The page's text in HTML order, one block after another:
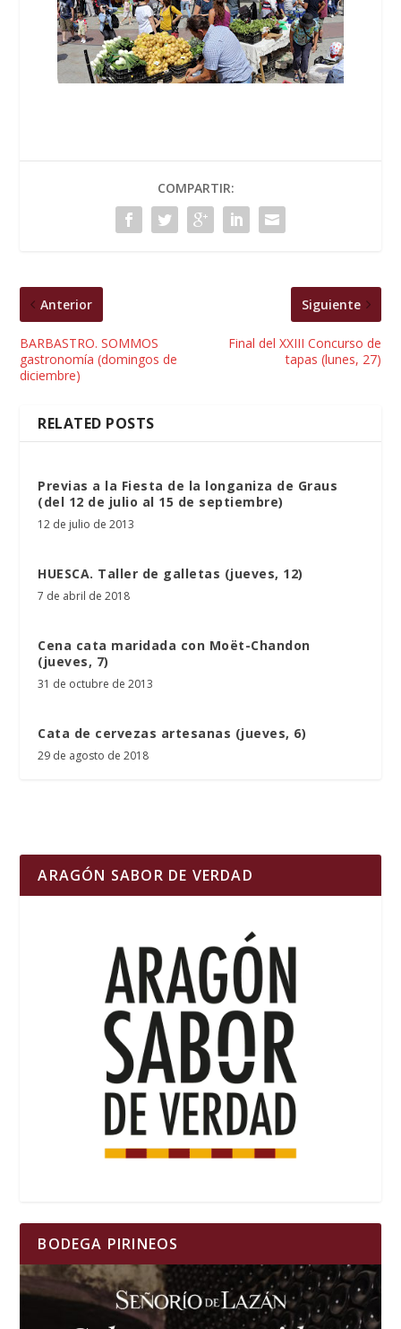
COMPARTIR:
Anterior
BARBASTRO. SOMMOS
gastronomía (domingos de
diciembre)
Siguiente
Final del XXIII Concurso de
tapas (lunes, 27)
RELATED POSTS
Previas a la Fiesta de la longaniza de Graus
(del 12 de julio al 15 de septiembre)
12 de julio de 2013
HUESCA. Taller de galletas (jueves, 12)
7 de abril de 2018
Cena cata maridada con Moët-Chandon
(jueves, 7)
31 de octubre de 2013
Cata de cervezas artesanas (jueves, 6)
29 de agosto de 2018
ARAGÓN SABOR DE VERDAD
BODEGA PIRINEOS